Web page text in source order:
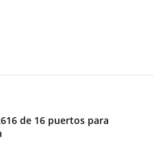
de 16 puertos para